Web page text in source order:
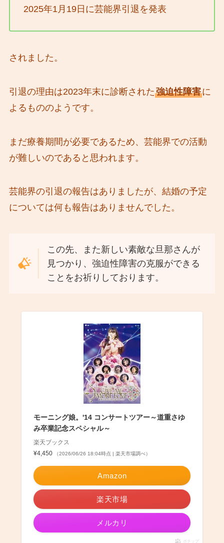
2025年1月19日に芸能界引退を発表
されました。
引退の理由は2023年末に診断された強迫性障害に
よるもののようです。
まだ療養期間が必要であるため、芸能界での活動
が難しいのであると思われます。
芸能界の引退の報告はありましたが、結婚の予定
については何も報告はありませんでした。
この先、また新しい素敵な旦那さんが
見つかり、強迫性障害の克服ができる
ことをお祈りしております。
モーニング娘。'14 コンサートツアー～道重さゆ
み卒業記念スペシャル～
楽天ブックス
¥4,450
（2026/06/26 18:04時点 | 楽天市場調べ）
Amazon
楽天市場
メルカリ
ポチップ